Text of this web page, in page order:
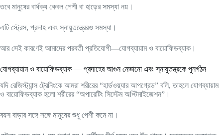
তবে মানুষের বার্ধক্য কেবল পেশী বা হাড়ের সমস্যা নয়।
এটি স্ট্রেস, প্রদাহ এবং স্নায়ুতন্ত্রেরও সমস্যা।
আর সেই কারণেই আমাদের পরবর্তী প্রতিযোগী—যোগব্যায়াম ও বায়োফিডব্যাক।
যোগব্যায়াম ও বায়োফিডব্যাক — প্রদাহের আগুন নেভানো এবং স্নায়ুতন্ত্রকে পুনর্গঠন
যদি রেজিস্ট্যান্স ট্রেনিংকে আমরা শরীরের “হার্ডওয়্যার আপগ্রেড” বলি, তাহলে যোগব্যায়াম
ও বায়োফিডব্যাক হলো শরীরের “অপারেটিং সিস্টেম অপ্টিমাইজেশন”।
বয়স বাড়ার সঙ্গে সঙ্গে মানুষের শুধু পেশী কমে না।